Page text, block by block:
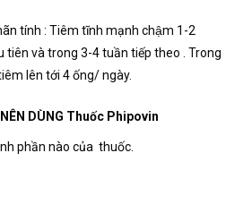
tính : Tiêm tĩnh mạnh chậm 1-2
và trong 3-4 tuần tiếp theo . Trong
lên tới 4 ống/ ngày.
NÊN DÙNG Thuốc Phipovin
phần nào của thuốc.